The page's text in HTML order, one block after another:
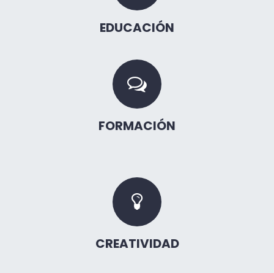
EDUCACIÓN
FORMACIÓN
CREATIVIDAD